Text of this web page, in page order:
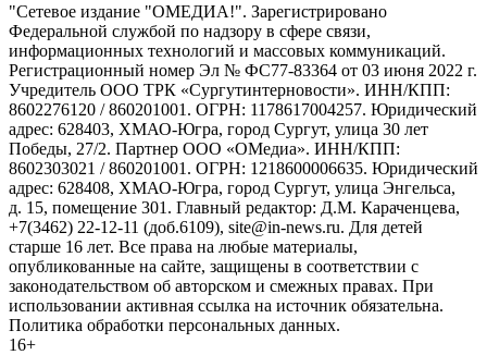
"Сетевое издание "ОМЕДИА!". Зарегистрировано
Федеральной службой по надзору в сфере связи,
информационных технологий и массовых коммуникаций.
Регистрационный номер Эл № ФС77-83364 от 03 июня 2022 г.
Учредитель ООО ТРК «Сургутинтерновости». ИНН/КПП:
8602276120 / 860201001. ОГРН: 1178617004257. Юридический
адрес: 628403, ХМАО-Югра, город Сургут, улица 30 лет
Победы, 27/2. Партнер ООО «ОМедиа». ИНН/КПП:
8602303021 / 860201001. ОГРН: 1218600006635. Юридический
адрес: 628408, ХМАО-Югра, город Сургут, улица Энгельса,
д. 15, помещение 301. Главный редактор: Д.М. Караченцева,
+7(3462) 22-12-11 (доб.6109), site@in-news.ru. Для детей
старше 16 лет. Все права на любые материалы,
опубликованные на сайте, защищены в соответствии с
законодательством об авторском и смежных правах. При
использовании активная ссылка на источник обязательна.
Политика обработки персональных данных.
16+